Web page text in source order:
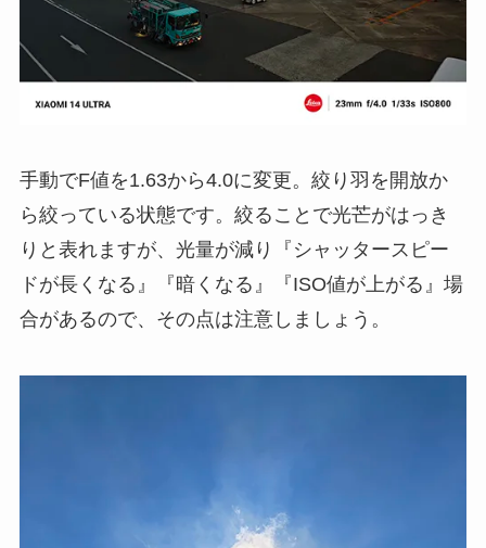
手動でF値を1.63から4.0に変更。絞り羽を開放か
ら絞っている状態です。絞ることで光芒がはっき
りと表れますが、光量が減り『シャッタースピー
ドが長くなる』『暗くなる』『ISO値が上がる』場
合があるので、その点は注意しましょう。